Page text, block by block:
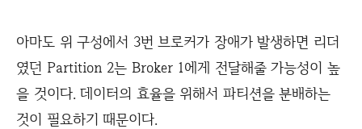
아마도 위 구성에서 3번 브로커가 장애가 발생하면 리더
였던 Partition 2는 Broker 1에게 전달해줄 가능성이 높
을 것이다. 데이터의 효율을 위해서 파티션을 분배하는
것이 필요하기 때문이다.